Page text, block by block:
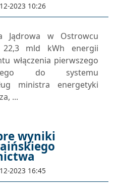
2023 10:26
Jądrowa w Ostrowcu
22,3 mld kWh energii
włączenia pierwszego
do systemu
ministra energetyki
...
wyniki
2023 16:45